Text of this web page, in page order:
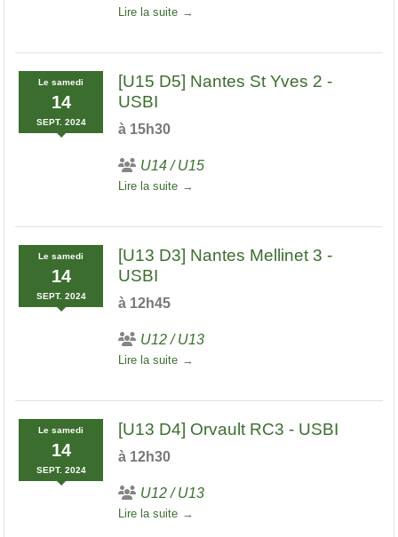
Lire la suite
Lesamedi
14
SEPT. 2024
[U15 D5] Nantes St Yves 2 -
USBI
à 15h30
U14 / U15
Lire la suite
Lesamedi
14
SEPT. 2024
[U13 D3] Nantes Mellinet 3 -
USBI
à 12h45
U12 / U13
Lire la suite
Lesamedi
14
SEPT. 2024
[U13 D4] Orvault RC3 - USBI
à 12h30
U12 / U13
Lire la suite